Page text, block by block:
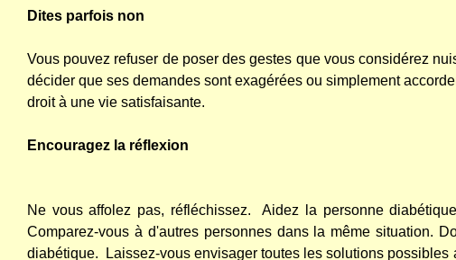
Dites parfois non
Vous pouvez refuser de poser des gestes que vous considérez
décider que ses demandes sont exagérées ou simplement
droit à une vie satisfaisante.
Encouragez la réflexion
Ne vous affolez pas, réfléchissez.
Aidez la personne
Comparez-vous à d'autres personnes dans la même situation.
diabétique.
Laissez-vous envisager toutes les solutions